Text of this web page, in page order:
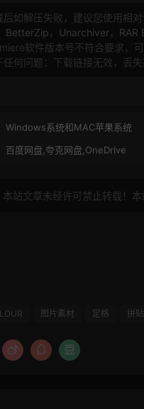
如解压失败，建议您使用相对
BetterZip ， Unarchiver， RAR
软件版本号不符合要求，
何问题：下载链接无效，丢失
Windows系统和MAC苹果系统
百度网盘,夸克网盘,OneDrive
本站文章未经许可禁止转载！
图片素材 定格 拼